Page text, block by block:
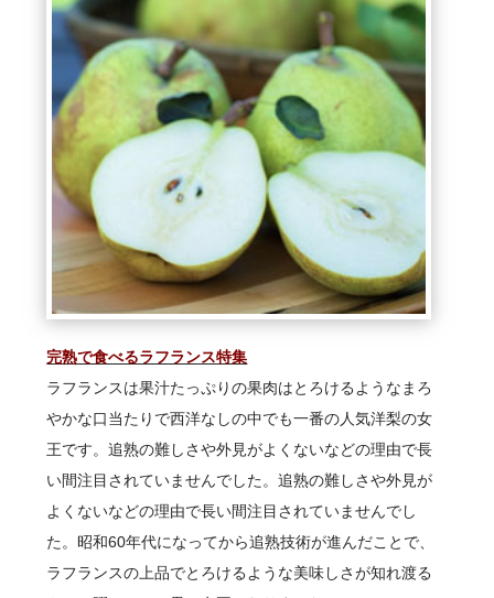
完熟で食べるラフランス特集
ラフランスは果汁たっぷりの果肉はとろけるようなまろ
やかな口当たりで西洋なしの中でも一番の人気洋梨の女
王です。追熟の難しさや外見がよくないなどの理由で長
い間注目されていませんでした。追熟の難しさや外見が
よくないなどの理由で長い間注目されていませんでし
た。昭和60年代になってから追熟技術が進んだことで、
ラフランスの上品でとろけるような美味しさが知れ渡る